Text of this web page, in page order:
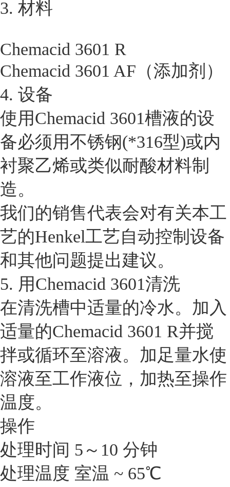
3. 材料
Chemacid 3601 R
Chemacid 3601 AF（添加剂）
4. 设备
使用Chemacid 3601槽液的设
备必须用不锈钢(*316型)或内
衬聚乙烯或类似耐酸材料制
造。
我们的销售代表会对有关本工
艺的Henkel工艺自动控制设备
和其他问题提出建议。
5. 用Chemacid 3601清洗
在清洗槽中适量的冷水。加入
适量的Chemacid 3601 R并搅
拌或循环至溶液。加足量水使
溶液至工作液位，加热至操作
温度。
操作
处理时间 5～10 分钟
处理温度 室温 ~ 65℃